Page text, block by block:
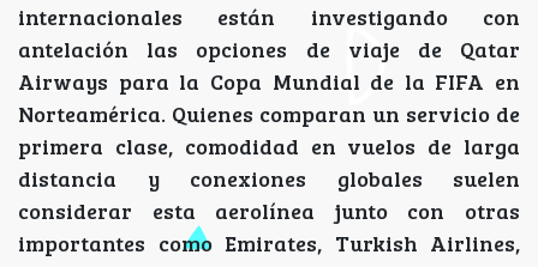
internacionales están investigando con
antelación las opciones de viaje de Qatar
Airways para la Copa Mundial de la FIFA en
Norteamérica. Quienes comparan un servicio de
primera clase, comodidad en vuelos de larga
distancia y conexiones globales suelen
considerar esta aerolínea junto con otras
importantes como Emirates, Turkish Airlines,